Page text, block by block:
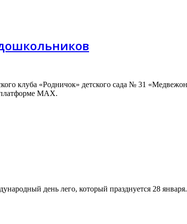
клуба «Родничок» детского сада № 31
MAX.
день лего, который празднуется 28 января.